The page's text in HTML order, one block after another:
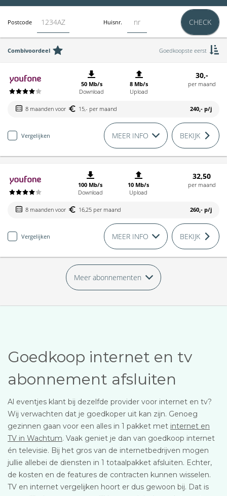
Postcode Huisnr. CHECK
Combivoordeel Goedkoopste eerst
50 Mb/s
Download
8 Mb/s
Upload
30,-
per maand
8 maanden voor 15,- per maand 240,- p/j
Vergelijken MEER INFO BEKIJK
100 Mb/s
Download
10 Mb/s
Upload
32,50
per maand
8 maanden voor 16,25 per maand 260,- p/j
Vergelijken MEER INFO BEKIJK
Meer abonnementen
Goedkoop internet en tv
abonnement afsluiten
Al eventjes klant bij dezelfde provider voor internet en tv?
Wij verwachten dat je goedkoper uit kan zijn. Genoeg
gezinnen gaan voor een alles in 1 pakket met internet en
TV in Wachtum. Vaak geniet je dan van goedkoop internet
én televisie. Bij het gros van de internetbedrijven mogen
jullie allebei de diensten in 1 totaalpakket afsluiten. Echter,
de kosten en de features de contracten kunnen wisselen.
TV en internet vergelijken hoort er dus gewoon bij. Dat is